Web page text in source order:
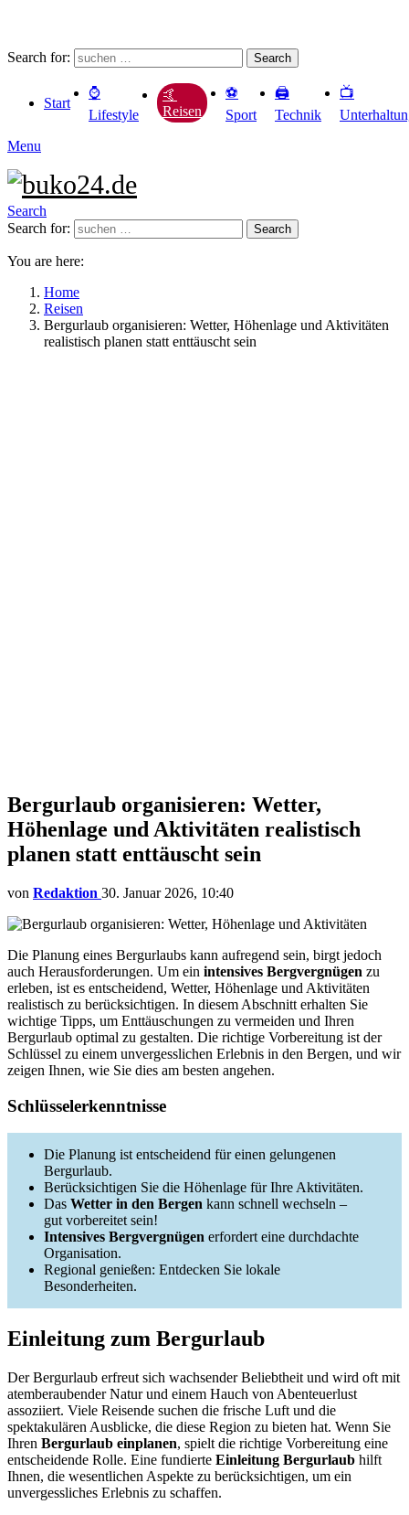
Search for: Search
Start
⌚️
Lifestyle
🤙
Reisen
⚽️
Sport
🖨️
Technik
📺
Menu
Search
Search for:
Search
You are here:
Home
Reisen
Bergurlaub organisieren: Wetter, Höhenlage und Aktivitäten
realistisch planen statt enttäuscht sein
Bergurlaub organisieren: Wetter,
Höhenlage und Aktivitäten realistisch
planen statt enttäuscht sein
von Redaktion 30. Januar 2026, 10:40
Die Planung eines Bergurlaubs kann aufregend sein, birgt jedoch
auch Herausforderungen. Um ein intensives Bergvergnügen zu
erleben, ist es entscheidend, Wetter, Höhenlage und Aktivitäten
realistisch zu berücksichtigen. In diesem Abschnitt erhalten Sie
wichtige Tipps, um Enttäuschungen zu vermeiden und Ihren
Bergurlaub optimal zu gestalten. Die richtige Vorbereitung ist der
Schlüssel zu einem unvergesslichen Erlebnis in den Bergen, und wir
zeigen Ihnen, wie Sie dies am besten angehen.
Schlüsselerkenntnisse
Die Planung ist entscheidend für einen gelungenen
Bergurlaub.
Berücksichtigen Sie die Höhenlage für Ihre Aktivitäten.
Das Wetter in den Bergen kann schnell wechseln –
gut vorbereitet sein!
Intensives Bergvergnügen erfordert eine durchdachte
Organisation.
Regional genießen: Entdecken Sie lokale
Besonderheiten.
Einleitung zum Bergurlaub
Der Bergurlaub erfreut sich wachsender Beliebtheit und wird oft mit
atemberaubender Natur und einem Hauch von Abenteuerlust
assoziiert. Viele Reisende suchen die frische Luft und die
spektakulären Ausblicke, die diese Region zu bieten hat. Wenn Sie
Ihren Bergurlaub einplanen, spielt die richtige Vorbereitung eine
entscheidende Rolle. Eine fundierte Einleitung Bergurlaub hilft
Ihnen, die wesentlichen Aspekte zu berücksichtigen, um ein
unvergessliches Erlebnis zu schaffen.